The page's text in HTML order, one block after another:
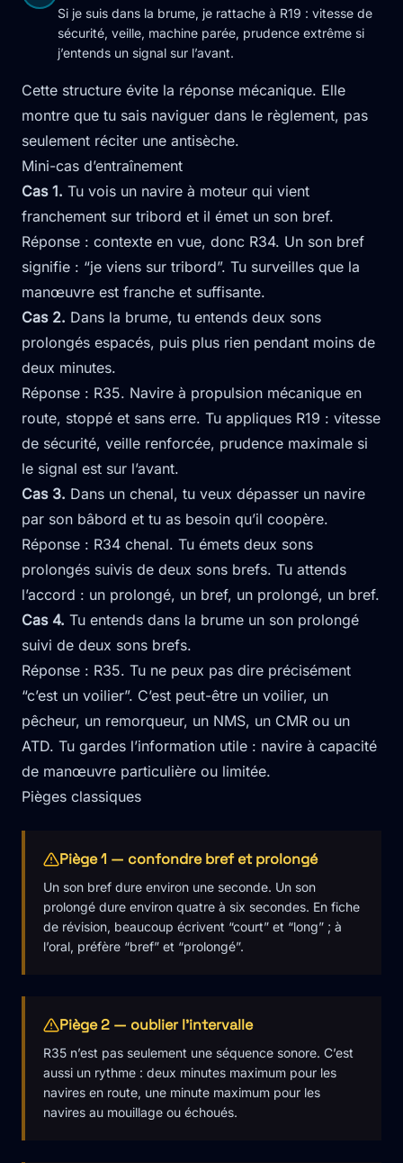
Si je suis dans la brume, je rattache à R19 : vitesse de
sécurité, veille, machine parée, prudence extrême si
j’entends un signal sur l’avant.
Cette structure évite la réponse mécanique. Elle
montre que tu sais naviguer dans le règlement, pas
seulement réciter une antisèche.
Mini-cas d’entraînement
Cas 1. Tu vois un navire à moteur qui vient
franchement sur tribord et il émet un son bref.
Réponse : contexte en vue, donc R34. Un son bref
signifie : “je viens sur tribord”. Tu surveilles que la
manœuvre est franche et suffisante.
Cas 2. Dans la brume, tu entends deux sons
prolongés espacés, puis plus rien pendant moins de
deux minutes.
Réponse : R35. Navire à propulsion mécanique en
route, stoppé et sans erre. Tu appliques R19 : vitesse
de sécurité, veille renforcée, prudence maximale si
le signal est sur l’avant.
Cas 3. Dans un chenal, tu veux dépasser un navire
par son bâbord et tu as besoin qu’il coopère.
Réponse : R34 chenal. Tu émets deux sons
prolongés suivis de deux sons brefs. Tu attends
l’accord : un prolongé, un bref, un prolongé, un bref.
Cas 4. Tu entends dans la brume un son prolongé
suivi de deux sons brefs.
Réponse : R35. Tu ne peux pas dire précisément
“c’est un voilier”. C’est peut-être un voilier, un
pêcheur, un remorqueur, un NMS, un CMR ou un
ATD. Tu gardes l’information utile : navire à capacité
de manœuvre particulière ou limitée.
Pièges classiques
Piège 1 — confondre bref et prolongé
Un son bref dure environ une seconde. Un son
prolongé dure environ quatre à six secondes. En fiche
de révision, beaucoup écrivent “court” et “long” ; à
l’oral, préfère “bref” et “prolongé”.
Piège 2 — oublier l'intervalle
R35 n’est pas seulement une séquence sonore. C’est
aussi un rythme : deux minutes maximum pour les
navires en route, une minute maximum pour les
navires au mouillage ou échoués.